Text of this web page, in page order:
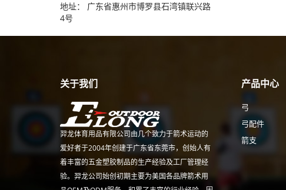
地址： 广东省惠州市博罗县石湾镇联兴路
4号
关于我们
羿龙体育用品有限公司由几个致力于箭术运动的
爱好者于2004年创建于广东省东莞市，创始人有
着丰富的五金塑胶制品的生产经验及工厂管理经
验。羿龙公司始创初期主要为美国各品牌箭术用
产品中心
弓
弓配件
箭支